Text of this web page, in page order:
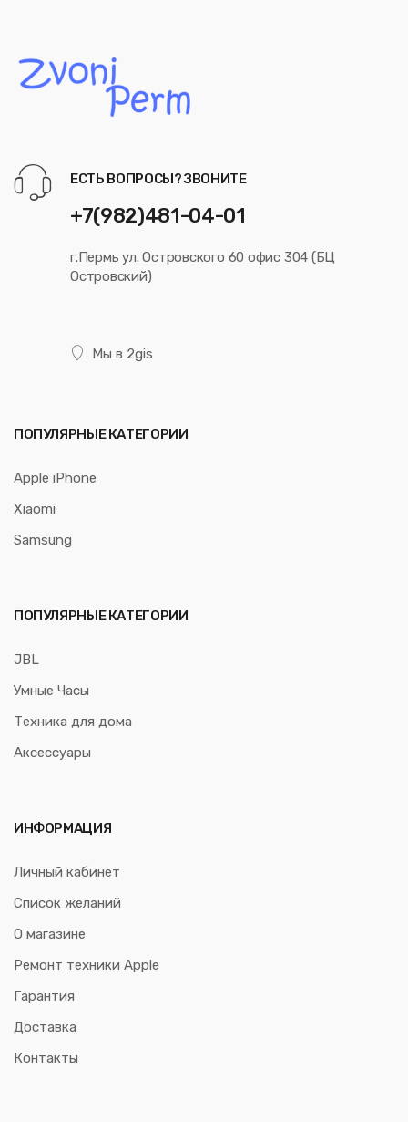
ЕСТЬ ВОПРОСЫ? ЗВОНИТЕ
+7(982)481-04-01
г.Пермь ул. Островского 60 офис 304 (БЦ
Островский)
Мы в 2gis
ПОПУЛЯРНЫЕ КАТЕГОРИИ
Apple iPhone
Xiaomi
Samsung
ПОПУЛЯРНЫЕ КАТЕГОРИИ
JBL
Умные Часы
Техника для дома
Аксессуары
ИНФОРМАЦИЯ
Личный кабинет
Список желаний
О магазине
Ремонт техники Apple
Гарантия
Доставка
Контакты